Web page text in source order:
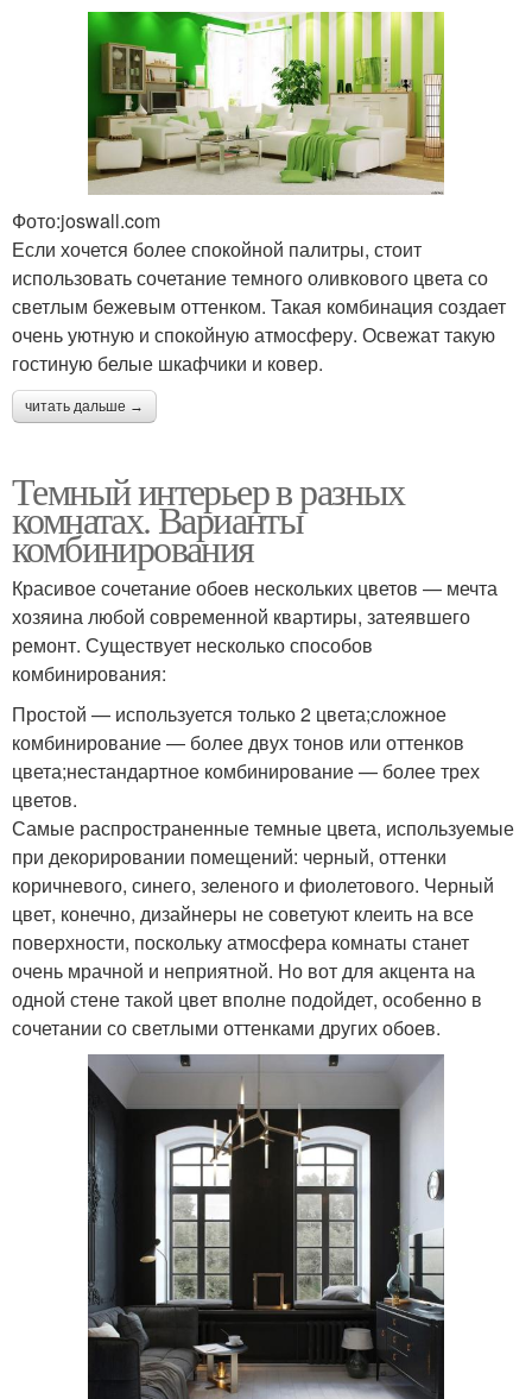
Фото:joswall.com
Если хочется более спокойной палитры, стоит
использовать сочетание темного оливкового цвета со
светлым бежевым оттенком. Такая комбинация создает
очень уютную и спокойную атмосферу. Освежат такую
гостиную белые шкафчики и ковер.
читать дальше →
Темный интерьер в разных
комнатах. Варианты
комбинирования
Красивое сочетание обоев нескольких цветов — мечта
хозяина любой современной квартиры, затеявшего
ремонт. Существует несколько способов
комбинирования:
Простой — используется только 2 цвета;сложное
комбинирование — более двух тонов или оттенков
цвета;нестандартное комбинирование — более трех
цветов.
Самые распространенные темные цвета, используемые
при декорировании помещений: черный, оттенки
коричневого, синего, зеленого и фиолетового. Черный
цвет, конечно, дизайнеры не советуют клеить на все
поверхности, поскольку атмосфера комнаты станет
очень мрачной и неприятной. Но вот для акцента на
одной стене такой цвет вполне подойдет, особенно в
сочетании со светлыми оттенками других обоев.